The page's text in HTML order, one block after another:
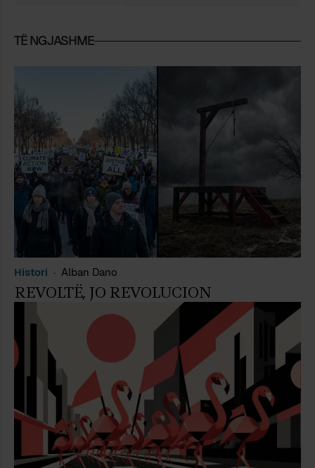
TË NGJASHME
Histori Alban Dano
REVOLTË, JO REVOLUCION